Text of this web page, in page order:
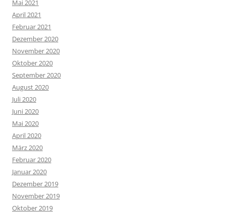
Mai 2021
April 2021
Februar 2021
Dezember 2020
November 2020
Oktober 2020
September 2020
August 2020
Juli 2020
Juni 2020
Mai 2020
April 2020
März 2020
Februar 2020
Januar 2020
Dezember 2019
November 2019
Oktober 2019